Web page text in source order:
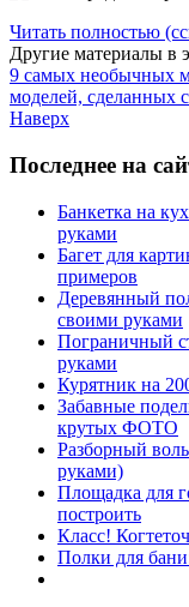
Читать полностью
Другие материалы в
9 самых необычных
моделей, сделанных
Наверх
Последнее на
Банкетка на
руками
Багет для
примеров
Деревянный
своими руками
Пограничный
руками
Курятник на
Забавные
крутых ФОТО
Разборный
руками)
Площадка для
построить
Класс!
Полки для